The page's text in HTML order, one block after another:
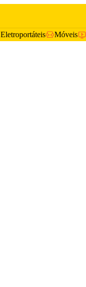
Eletroportáteis Móveis